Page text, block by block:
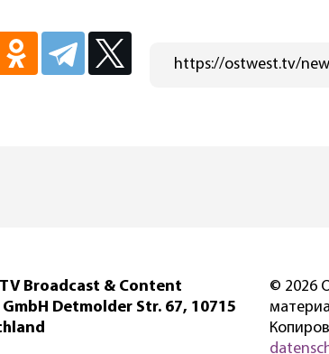
Broadcast & Content
Detmolder Str. 67, 10715
© 2026